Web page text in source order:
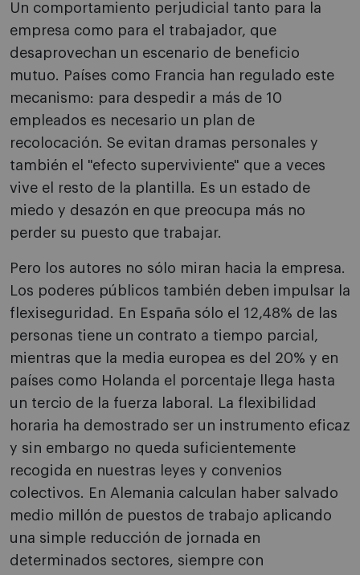
Un comportamiento perjudicial tanto para la
empresa como para el trabajador, que
desaprovechan un escenario de beneficio
mutuo. Países como Francia han regulado este
mecanismo: para despedir a más de 10
empleados es necesario un plan de
recolocación. Se evitan dramas personales y
también el "efecto superviviente" que a veces
vive el resto de la plantilla. Es un estado de
miedo y desazón en que preocupa más no
perder su puesto que trabajar.
Pero los autores no sólo miran hacia la empresa.
Los poderes públicos también deben impulsar la
flexiseguridad. En España sólo el 12,48% de las
personas tiene un contrato a tiempo parcial,
mientras que la media europea es del 20% y en
países como Holanda el porcentaje llega hasta
un tercio de la fuerza laboral. La flexibilidad
horaria ha demostrado ser un instrumento eficaz
y sin embargo no queda suficientemente
recogida en nuestras leyes y convenios
colectivos. En Alemania calculan haber salvado
medio millón de puestos de trabajo aplicando
una simple reducción de jornada en
determinados sectores, siempre con